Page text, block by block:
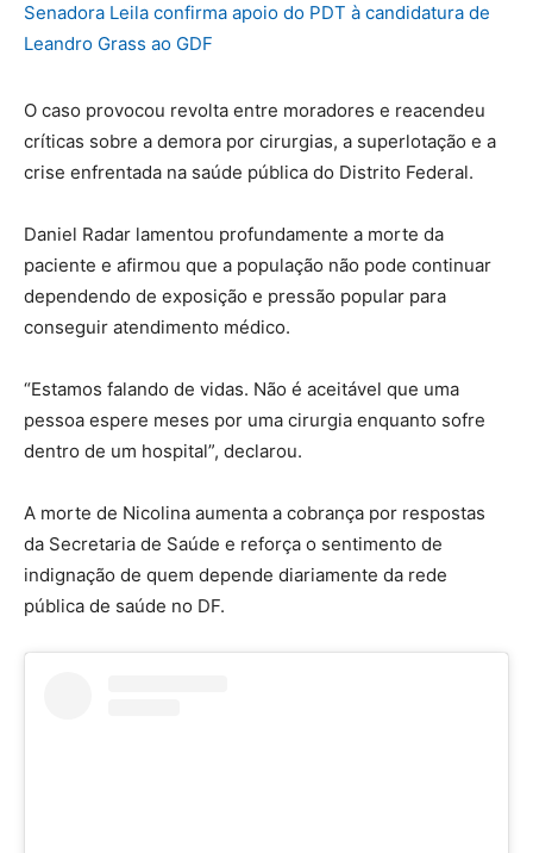
Senadora Leila confirma apoio do PDT à candidatura de
Leandro Grass ao GDF
O caso provocou revolta entre moradores e reacendeu
críticas sobre a demora por cirurgias, a superlotação e a
crise enfrentada na saúde pública do Distrito Federal.
Daniel Radar lamentou profundamente a morte da
paciente e afirmou que a população não pode continuar
dependendo de exposição e pressão popular para
conseguir atendimento médico.
“Estamos falando de vidas. Não é aceitável que uma
pessoa espere meses por uma cirurgia enquanto sofre
dentro de um hospital”, declarou.
A morte de Nicolina aumenta a cobrança por respostas
da Secretaria de Saúde e reforça o sentimento de
indignação de quem depende diariamente da rede
pública de saúde no DF.